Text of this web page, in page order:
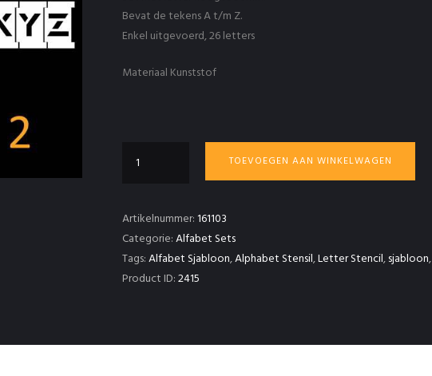
Bevat de tekens A t/m Z.
Enkel uitgevoerd, 26 letters
Materiaal Kunststof
Sjablonen
50mm
A
t/m
Z
TOEVOEGEN AAN WINKELWAGEN
Artikelnummer:161103
Categorie:Alfabet Sets
Tags:Alfabet Sjabloon,Alphabet Stensil,Letter Stencil,sjabloon,
Product ID:2415